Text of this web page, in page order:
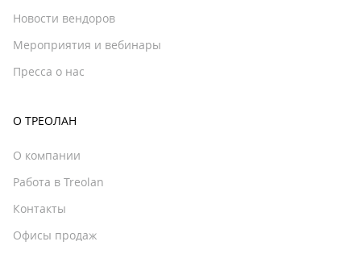
Новости вендоров
Мероприятия и вебинары
Пресса о нас
О ТРЕОЛАН
О компании
Работа в Treolan
Контакты
Офисы продаж